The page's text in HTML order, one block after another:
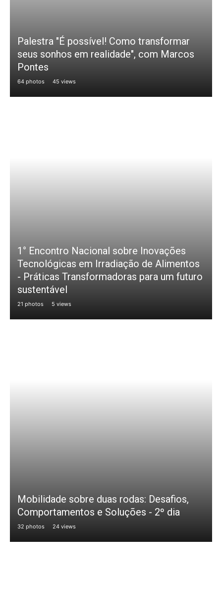
Palestra "É possível! Como transformar
seus sonhos em realidade", com Marcos
Pontes
64 photos 45 views
1° Encontro Nacional sobre Inovações
Tecnológicas em Irradiação de Alimentos
- Práticas Transformadoras para um futuro
sustentável
21 photos 5 views
Mobilidade sobre duas rodas: Desafios,
Comportamentos e Soluções - 2º dia
32 photos 24 views